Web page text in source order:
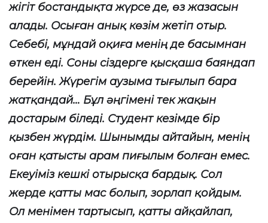
жігіт бостандықта жүрсе де, өз жазасын
алады. Осыған анық көзім жетіп отыр.
Себебі, мұндай оқиға менің де басымнан
өткен еді. Соны сіздерге қысқаша баяндап
берейін. Жүрегім аузыма тығылып бара
жатқандай… Бұл әңгімені тек жақын
достарым біледі. Студент кезімде бір
қызбен жүрдім. Шынымды айтайын, менің
оған қатысты арам пиғылым болған емес.
Екеуіміз кешкі отырысқа бардық. Сол
жерде қатты мас болып, зорлап қойдым.
Ол менімен тартысып, қатты айқайлап,